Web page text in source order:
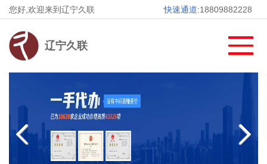
您好,欢迎来到辽宁久联 快速通道:18809882228
辽宁久联